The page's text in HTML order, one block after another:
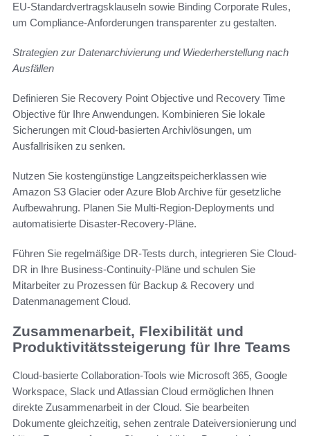
EU‑Standardvertragsklauseln sowie Binding Corporate Rules,
um Compliance-Anforderungen transparenter zu gestalten.
Strategien zur Datenarchivierung und Wiederherstellung nach
Ausfällen
Definieren Sie Recovery Point Objective und Recovery Time
Objective für Ihre Anwendungen. Kombinieren Sie lokale
Sicherungen mit Cloud-basierten Archivlösungen, um
Ausfallrisiken zu senken.
Nutzen Sie kostengünstige Langzeitspeicherklassen wie
Amazon S3 Glacier oder Azure Blob Archive für gesetzliche
Aufbewahrung. Planen Sie Multi-Region-Deployments und
automatisierte Disaster-Recovery-Pläne.
Führen Sie regelmäßige DR-Tests durch, integrieren Sie Cloud-
DR in Ihre Business-Continuity-Pläne und schulen Sie
Mitarbeiter zu Prozessen für Backup & Recovery und
Datenmanagement Cloud.
Zusammenarbeit, Flexibilität und
Produktivitätssteigerung für Ihre Teams
Cloud-basierte Collaboration-Tools wie Microsoft 365, Google
Workspace, Slack und Atlassian Cloud ermöglichen Ihnen
direkte Zusammenarbeit in der Cloud. Sie bearbeiten
Dokumente gleichzeitig, sehen zentrale Dateiversionierung und